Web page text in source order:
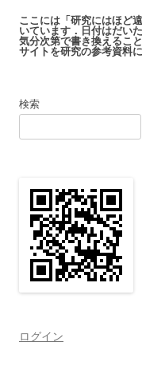
ここには「研究にはほど
いています．日付はだい
気分次第で書き換えるこ
サイトを研究の参考資料
検索
ログイン